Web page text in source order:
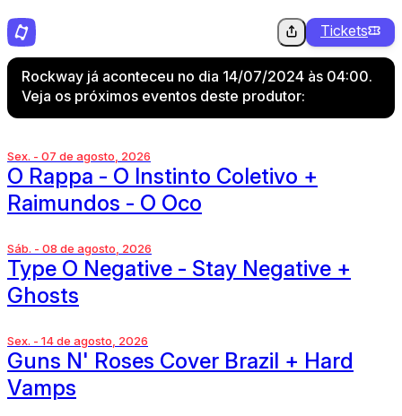
Tickets
Rockway já aconteceu no dia 14/07/2024 às 04:00.
Veja os próximos eventos deste produtor:
Sex. - 07 de agosto, 2026
O Rappa - O Instinto Coletivo +
Raimundos - O Oco
Sáb. - 08 de agosto, 2026
Type O Negative - Stay Negative +
Ghosts
Sex. - 14 de agosto, 2026
Guns N' Roses Cover Brazil + Hard
Vamps